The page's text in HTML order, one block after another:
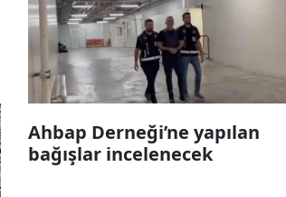
Ahbap Derneği’ne yapılan
bağışlar incelenecek